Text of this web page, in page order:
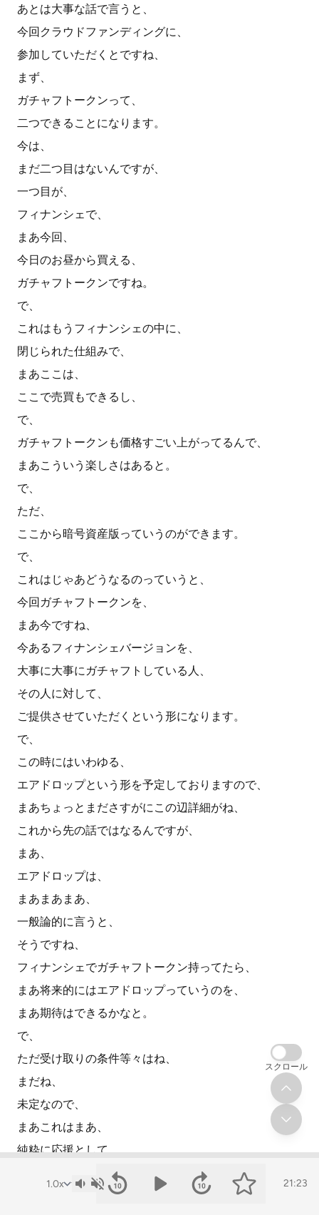
あとは大事な話で言うと、
今回クラウドファンディングに、
参加していただくとですね、
まず、
ガチャフトークンって、
二つできることになります。
今は、
まだ二つ目はないんですが、
一つ目が、
フィナンシェで、
まあ今回、
今日のお昼から買える、
ガチャフトークンですね。
で、
これはもうフィナンシェの中に、
閉じられた仕組みで、
まあここは、
ここで売買もできるし、
で、
ガチャフトークンも価格すごい上がってるんで、
まあこういう楽しさはあると。
で、
ただ、
ここから暗号資産版っていうのができます。
で、
これはじゃあどうなるのっていうと、
今回ガチャフトークンを、
まあ今ですね、
今あるフィナンシェバージョンを、
大事に大事にガチャフトしている人、
その人に対して、
ご提供させていただくという形になります。
で、
この時にはいわゆる、
エアドロップという形を予定しておりますので、
まあちょっとまださすがにこの辺詳細がね、
これから先の話ではなるんですが、
まあ、
エアドロップは、
まあまあまあ、
一般論的に言うと、
そうですね、
フィナンシェでガチャフトークン持ってたら、
まあ将来的にはエアドロップっていうのを、
まあ期待はできるかなと。
で、
ただ受け取りの条件等々はね、
まだね、
未定なので、
まあこれはまあ、
純粋に応援として、
フィナンシェのトークンはもらえるんで、
21:23
スクロール